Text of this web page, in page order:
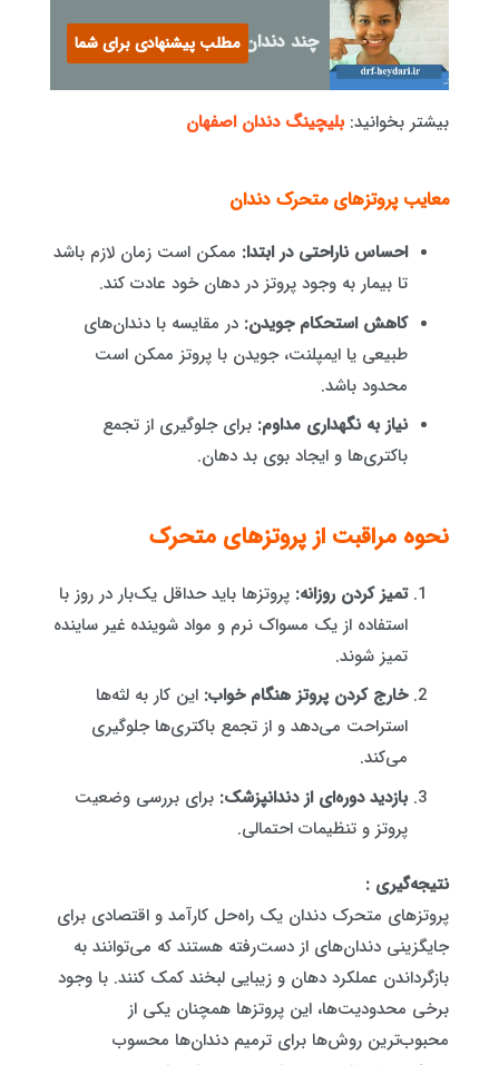
چند دندان عقل داریم؟مطلب پیشنهادی برای شما
بیشتر بخوانید:بلیچینگ دندان اصفهان
معایب پروتزهای متحرک دندان
احساس ناراحتی در ابتدا: ممکن است زمان لازم باشد
تا بیمار به وجود پروتز در دهان خود عادت کند.
کاهش استحکام جویدن: در مقایسه با دندان‌های
طبیعی یا ایمپلنت، جویدن با پروتز ممکن است
محدود باشد.
نیاز به نگهداری مداوم: برای جلوگیری از تجمع
باکتری‌ها و ایجاد بوی بد دهان.
نحوه مراقبت از پروتزهای متحرک
تمیز کردن روزانه: پروتزها باید حداقل یک‌بار در روز با
استفاده از یک مسواک نرم و مواد شوینده غیر ساینده
تمیز شوند.
خارج کردن پروتز هنگام خواب: این کار به لثه‌ها
استراحت می‌دهد و از تجمع باکتری‌ها جلوگیری
می‌کند.
بازدید دوره‌ای از دندانپزشک: برای بررسی وضعیت
پروتز و تنظیمات احتمالی.
نتیجه‌گیری :
پروتزهای متحرک دندان یک راه‌حل کارآمد و اقتصادی برای
جایگزینی دندان‌های از دست‌رفته هستند که می‌توانند به
بازگرداندن عملکرد دهان و زیبایی لبخند کمک کنند. با وجود
برخی محدودیت‌ها، این پروتزها همچنان یکی از
محبوب‌ترین روش‌ها برای ترمیم دندان‌ها محسوب